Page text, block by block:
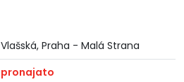
Vlašská, Praha - Malá Strana
pronajato